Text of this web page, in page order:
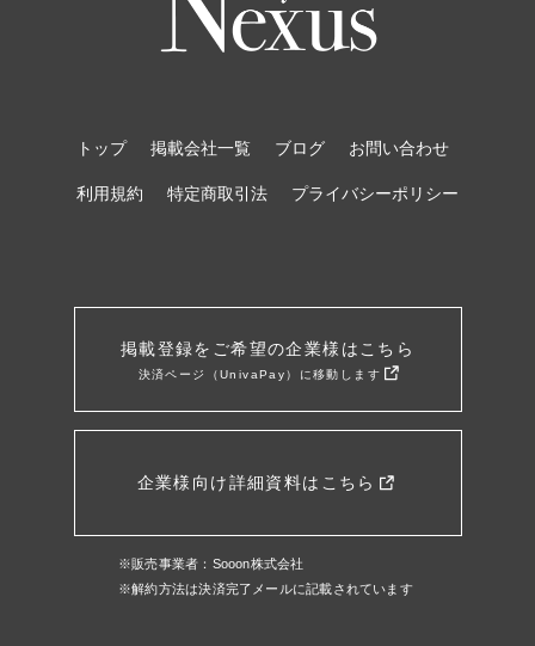
トップ 掲載会社一覧 ブログ お問い合わせ
利用規約 特定商取引法 プライバシーポリシー
掲載登録をご希望の企業様はこちら
決済ページ（UnivaPay）に移動します
企業様向け詳細資料はこちら
※販売事業者：Sooon株式会社
※解約方法は決済完了メールに記載されています